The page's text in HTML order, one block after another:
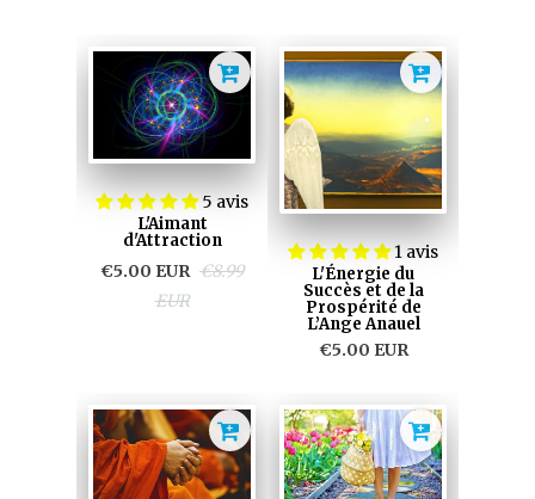
5 avis
L'Aimant
d'Attraction
€5.00 EUR €8.99
EUR
1 avis
L'Énergie du
Succès et de la
Prospérité de
L’Ange Anauel
€5.00 EUR